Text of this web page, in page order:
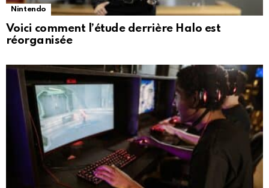
Nintendo
Voici comment l’étude derrière Halo est
réorganisée